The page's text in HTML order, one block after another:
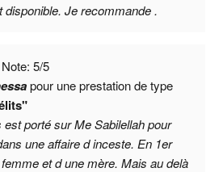
disponible. Je recommande .
Note:5/5
pour une prestation de type
porté sur Me Sabilellah pour
une affaire d inceste. En 1er
et d une mère. Mais au delà